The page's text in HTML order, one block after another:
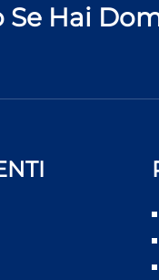
Se Hai